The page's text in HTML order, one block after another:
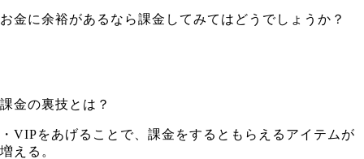
お金に余裕があるなら課金してみてはどうでしょうか？
課金の裏技とは？
・VIPをあげることで、課金をするともらえるアイテムが
増える。